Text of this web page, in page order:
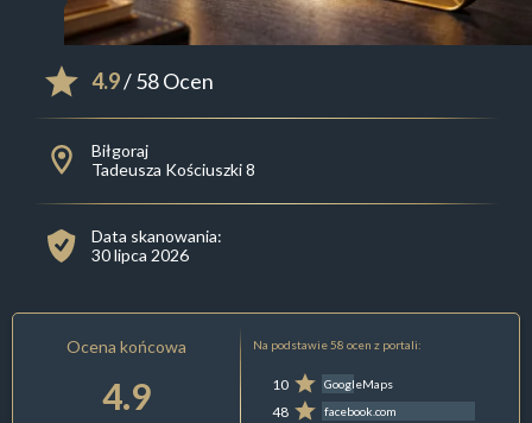
4.9/ 58 Ocen
Biłgoraj
Tadeusza Kościuszki 8
Data skanowania:
30 lipca 2026
Ocena końcowa
4.9
Na podstawie 58 ocen z portali:
10 GoogleMaps
48 facebook.com